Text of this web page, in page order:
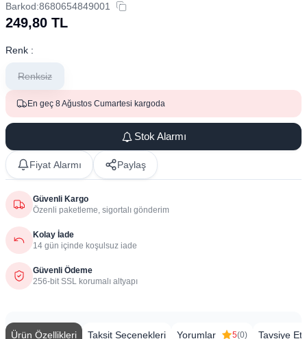
Barkod:8680654849001
249,80 TL
Renk :
Renksiz
En geç 8 Ağustos Cumartesi kargoda
Stok Alarmı
Fiyat Alarmı Paylaş
Güvenli Kargo
Özenli paketleme, sigortalı gönderim
Kolay İade
14 gün içinde koşulsuz iade
Güvenli Ödeme
256-bit SSL korumalı altyapı
Ürün Özellikleri Taksit Seçenekleri Yorumlar 5(0) Tavsiye Et